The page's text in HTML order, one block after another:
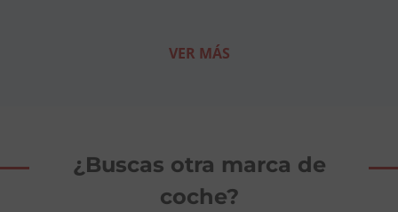
VER MÁS
¿Buscas otra marca de
coche?